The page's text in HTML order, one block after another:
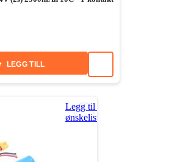
LEGG TILL
Legg til i
ønskeliste